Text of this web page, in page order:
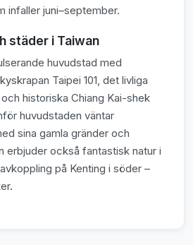
infaller juni–september.
städer i Taiwan
huvudstad med
Taipei 101, det livliga
historiska Chiang Kai-shek
huvudstaden väntar
sina gamla gränder och
erbjuder också fantastisk natur i
på Kenting i söder –